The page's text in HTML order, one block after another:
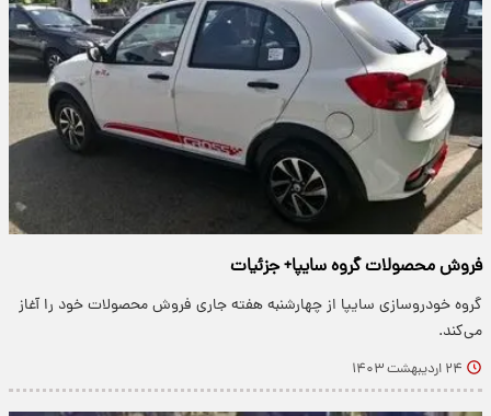
فروش محصولات گروه سایپا+ جزئیات
گروه خودروسازی سایپا از چهارشنبه هفته جاری فروش محصولات خود را آغاز
می‌کند.
۲۴ اردیبهشت ۱۴۰۳